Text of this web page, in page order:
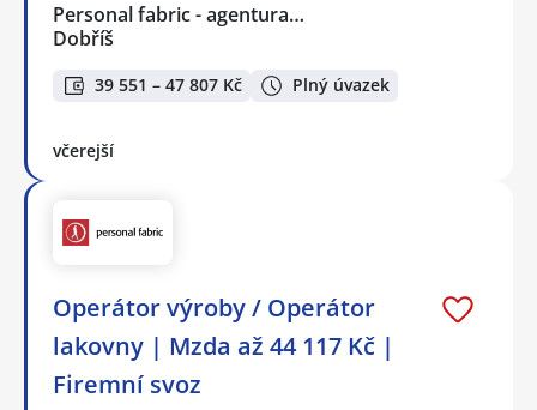
Personal fabric - agentura…
Dobříš
39 551 – 47 807 Kč Plný úvazek
včerejší
Operátor výroby / Operátor
lakovny | Mzda až 44 117 Kč |
Firemní svoz